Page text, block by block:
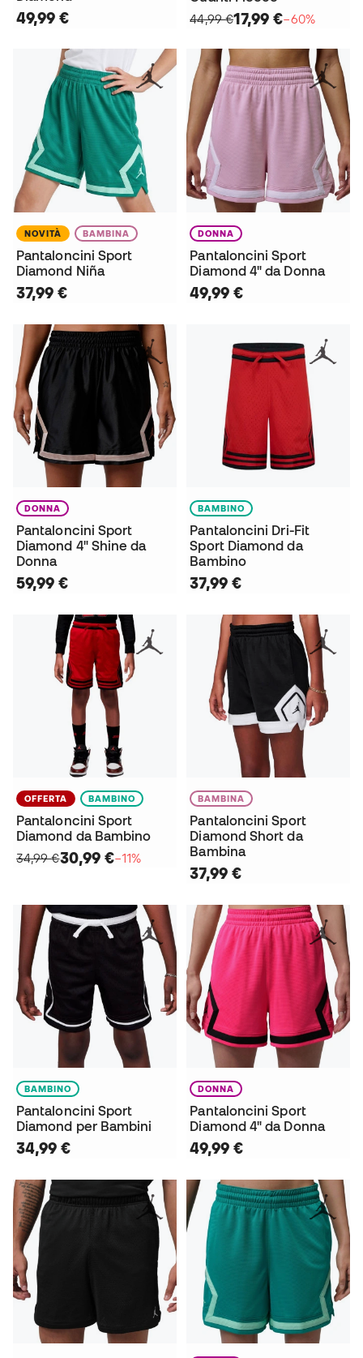
49,99 €
44,99 €17,99 €−60%
NOVITÀ BAMBINA
Pantaloncini Sport
Diamond Niña
37,99 €
DONNA
Pantaloncini Sport
Diamond 4" da Donna
49,99 €
DONNA
Pantaloncini Sport
Diamond 4" Shine da
Donna
59,99 €
BAMBINO
Pantaloncini Dri-Fit
Sport Diamond da
Bambino
37,99 €
OFFERTA BAMBINO
Pantaloncini Sport
Diamond da Bambino
34,99 €30,99 €−11%
BAMBINA
Pantaloncini Sport
Diamond Short da
Bambina
37,99 €
BAMBINO
Pantaloncini Sport
Diamond per Bambini
34,99 €
DONNA
Pantaloncini Sport
Diamond 4" da Donna
49,99 €